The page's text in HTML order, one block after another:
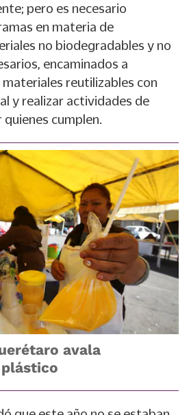
pero es necesario
en materia de
no biodegradables y no
encaminados a
reutilizables con
y realizar actividades de
cumplen.
avala